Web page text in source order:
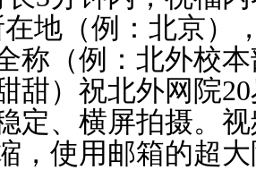
在地（例：北京）
称（例：北外校
甜）祝北外网院
定、横屏拍摄。
，使用邮箱的超